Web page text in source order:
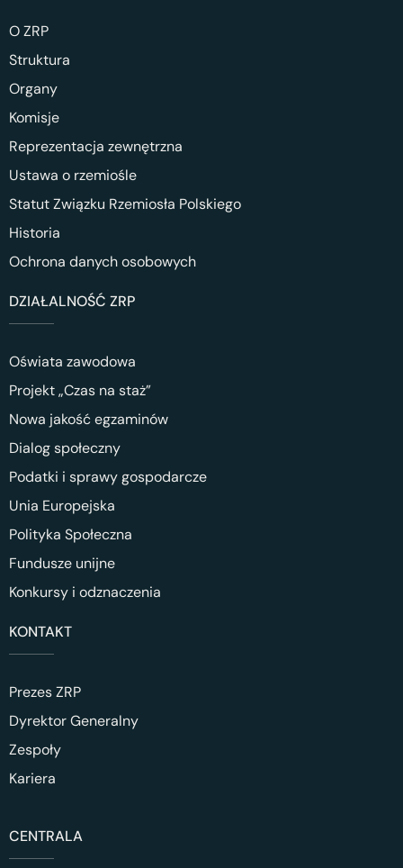
O ZRP
Struktura
Organy
Komisje
Reprezentacja zewnętrzna
Ustawa o rzemiośle
Statut Związku Rzemiosła Polskiego
Historia
Ochrona danych osobowych
DZIAŁALNOŚĆ ZRP
Oświata zawodowa
Projekt „Czas na staż”
Nowa jakość egzaminów
Dialog społeczny
Podatki i sprawy gospodarcze
Unia Europejska
Polityka Społeczna
Fundusze unijne
Konkursy i odznaczenia
KONTAKT
Prezes ZRP
Dyrektor Generalny
Zespoły
Kariera
CENTRALA